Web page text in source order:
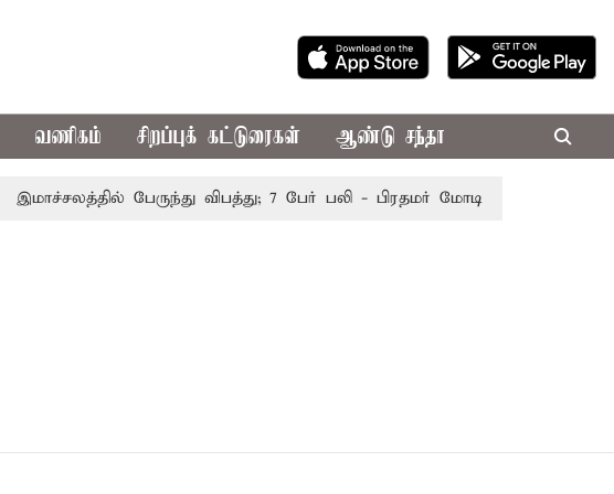
வணிகம் சிறப்புக் கட்டுரைகள் ஆண்டு சந்தா
இமாச்சலத்தில் பேருந்து விபத்து; 7 பேர் பலி - பிரதமர் மோடி இரங்கல்